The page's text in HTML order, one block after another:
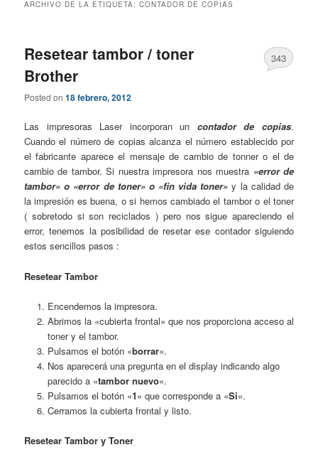
ARCHIVO DE LA ETIQUETA:CONTADOR DE COPIAS
Resetear tambor / toner
Brother
Posted on18 febrero, 2012
343
Las impresoras Laser incorporan un contador de copias.
Cuando el número de copias alcanza el número establecido por
el fabricante aparece el mensaje de cambio de tonner o el de
cambio de tambor. Si nuestra impresora nos muestra «error de
tambor» o «error de toner» o «fin vida toner» y la calidad de
la impresión es buena, o si hemos cambiado el tambor o el toner
( sobretodo si son reciclados ) pero nos sigue apareciendo el
error, tenemos la posibilidad de resetar ese contador siguiendo
estos sencillos pasos :
Resetear Tambor
Encendemos la impresora.
Abrimos la «cubierta frontal» que nos proporciona acceso al
toner y el tambor.
Pulsamos el botón «borrar«.
Nos aparecerá una pregunta en el display indicando algo
parecido a «tambor nuevo«.
Pulsamos el botón «1» que corresponde a «Si«.
Cerramos la cubierta frontal y listo.
Resetear Tambor y Toner